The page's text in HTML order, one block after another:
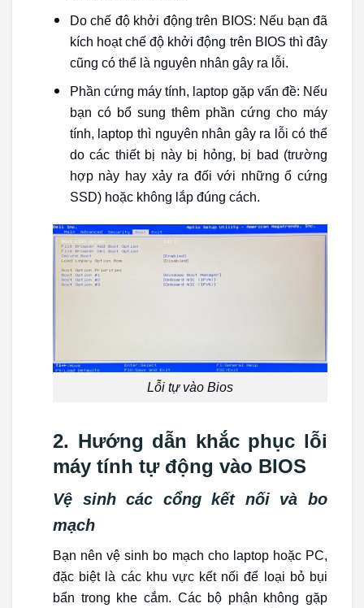
Do chế độ khởi động trên BIOS: Nếu bạn đã
kích hoạt chế độ khởi động trên BIOS thì đây
cũng có thể là nguyên nhân gây ra lỗi.
Phần cứng máy tính, laptop gặp vấn đề: Nếu
bạn có bổ sung thêm phần cứng cho máy
tính, laptop thì nguyên nhân gây ra lỗi có thể
do các thiết bị này bị hỏng, bị bad (trường
hợp này hay xảy ra đối với những ổ cứng
SSD) hoặc không lắp đúng cách.
Lỗi tự vào Bios
2. Hướng dẫn khắc phục lỗi
máy tính tự động vào BIOS
Vệ sinh các cổng kết nối và bo
mạch
Bạn nên vệ sinh bo mạch cho laptop hoặc PC,
đặc biệt là các khu vực kết nối để loại bỏ bụi
bẩn trong khe cắm. Các bộ phận không gặp